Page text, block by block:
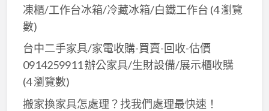
凍櫃/工作台冰箱/冷藏冰箱/白鐵工作台 (4 瀏覽
數)
台中二手家具/家電收購-買賣-回收-估價
0914259911 辦公家具/生財設備/展示櫃收購
(4 瀏覽數)
搬家換家具怎處理？找我們處理最快速！